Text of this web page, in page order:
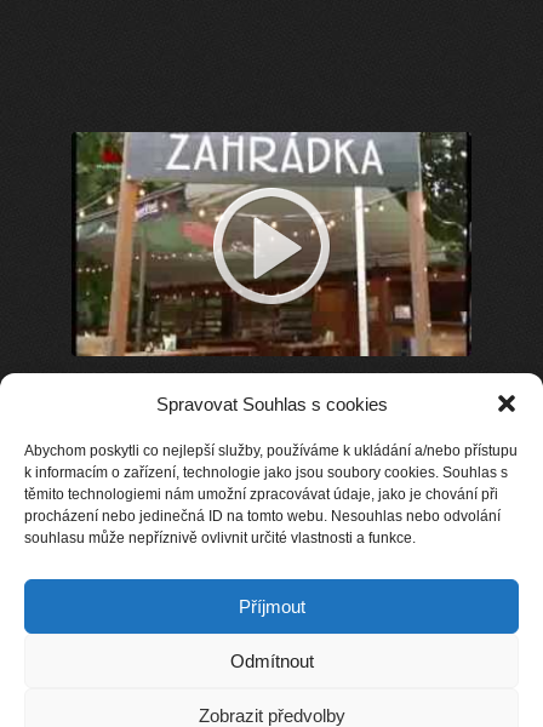
Spravovat Souhlas s cookies
Abychom poskytli co nejlepší služby, používáme k ukládání a/nebo přístupu
k informacím o zařízení, technologie jako jsou soubory cookies. Souhlas s
těmito technologiemi nám umožní zpracovávat údaje, jako je chování při
procházení nebo jedinečná ID na tomto webu. Nesouhlas nebo odvolání
souhlasu může nepříznivě ovlivnit určité vlastnosti a funkce.
Příjmout
Odmítnout
Zobrazit předvolby